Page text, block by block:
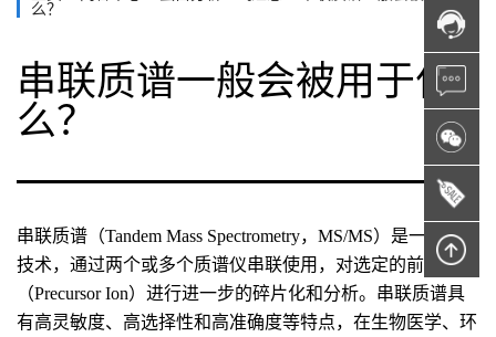
么？
串联质谱一般会被用于什
么？
串联质谱（Tandem Mass Spectrometry，MS/MS）是一种质谱
技术，通过两个或多个质谱仪串联使用，对选定的前体离子
（Precursor Ion）进行进一步的碎片化和分析。串联质谱具
有高灵敏度、高选择性和高准确度等特点，在生物医学、环